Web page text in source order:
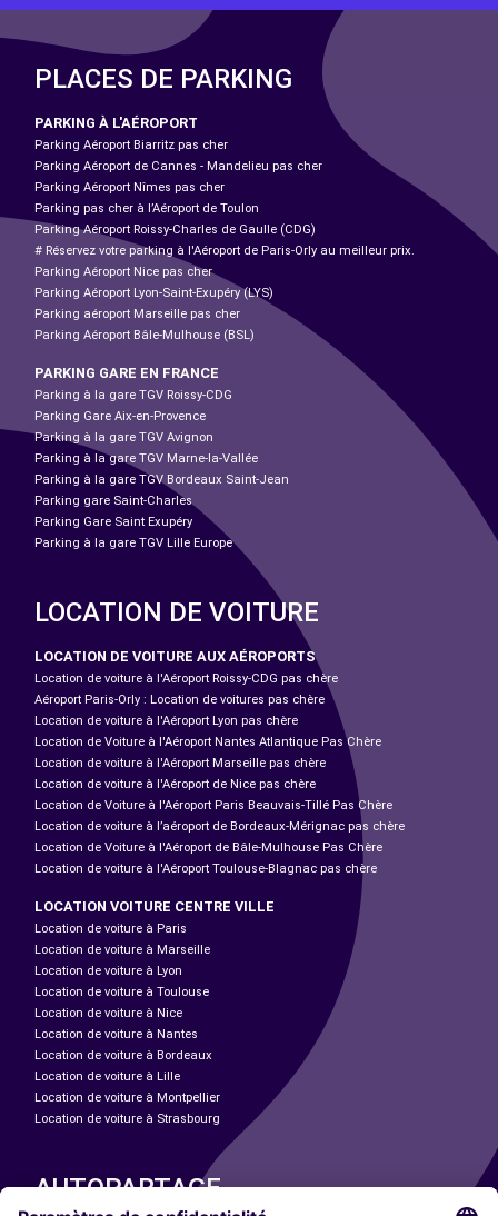
PLACES DE PARKING
PARKING À L'AÉROPORT
Parking Aéroport Biarritz pas cher
Parking Aéroport de Cannes - Mandelieu pas cher
Parking Aéroport Nîmes pas cher
Parking pas cher à l’Aéroport de Toulon
Parking Aéroport Roissy-Charles de Gaulle (CDG)
# Réservez votre parking à l'Aéroport de Paris-Orly au meilleur prix.
Parking Aéroport Nice pas cher
Parking Aéroport Lyon-Saint-Exupéry (LYS)
Parking aéroport Marseille pas cher
Parking Aéroport Bâle-Mulhouse (BSL)
PARKING GARE EN FRANCE
Parking à la gare TGV Roissy-CDG
Parking Gare Aix-en-Provence
Parking à la gare TGV Avignon
Parking à la gare TGV Marne-la-Vallée
Parking à la gare TGV Bordeaux Saint-Jean
Parking gare Saint-Charles
Parking Gare Saint Exupéry
Parking à la gare TGV Lille Europe
LOCATION DE VOITURE
LOCATION DE VOITURE AUX AÉROPORTS
Location de voiture à l'Aéroport Roissy-CDG pas chère
Aéroport Paris-Orly : Location de voitures pas chère
Location de voiture à l'Aéroport Lyon pas chère
Location de Voiture à l'Aéroport Nantes Atlantique Pas Chère
Location de voiture à l'Aéroport Marseille pas chère
Location de voiture à l'Aéroport de Nice pas chère
Location de Voiture à l'Aéroport Paris Beauvais-Tillé Pas Chère
Location de voiture à l’aéroport de Bordeaux-Mérignac pas chère
Location de Voiture à l'Aéroport de Bâle-Mulhouse Pas Chère
Location de voiture à l'Aéroport Toulouse-Blagnac pas chère
LOCATION VOITURE CENTRE VILLE
Location de voiture à Paris
Location de voiture à Marseille
Location de voiture à Lyon
Location de voiture à Toulouse
Location de voiture à Nice
Location de voiture à Nantes
Location de voiture à Bordeaux
Location de voiture à Lille
Location de voiture à Montpellier
Location de voiture à Strasbourg
AUTOPARTAGE